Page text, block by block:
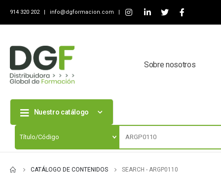
914 320 202 | info@dgformacion.com |
Sobre nosotros
Nuestro catálogo
CATÁLOGO DE CONTENIDOS SEARCH - ARGP0110